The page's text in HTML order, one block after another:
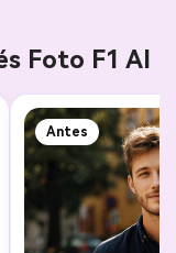
Foto F1 AI
Antes